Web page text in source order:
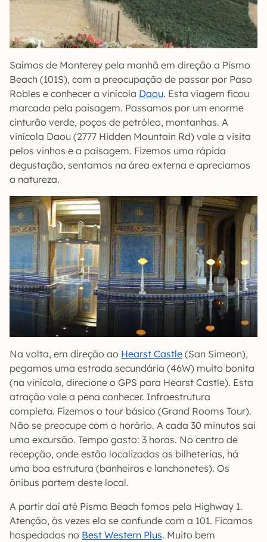
Saímos de Monterey pela manhã em direção a Pismo
Beach (101S), com a preocupação de passar por Paso
Robles e conhecer a vinícola Daou. Esta viagem ficou
marcada pela paisagem. Passamos por um enorme
cinturão verde, poços de petróleo, montanhas. A
vinícola Daou (2777 Hidden Mountain Rd) vale a visita
pelos vinhos e a paisagem. Fizemos uma rápida
degustação, sentamos na área externa e apreciamos
a natureza.
Na volta, em direção ao Hearst Castle (San Simeon),
pegamos uma estrada secundária (46W) muito bonita
(na vinícola, direcione o GPS para Hearst Castle). Esta
atração vale a pena conhecer. Infraestrutura
completa. Fizemos o tour básico (Grand Rooms Tour).
Não se preocupe com o horário. A cada 30 minutos sai
uma excursão. Tempo gasto: 3 horas. No centro de
recepção, onde estão localizadas as bilheterias, há
uma boa estrutura (banheiros e lanchonetes). Os
ônibus partem deste local.
A partir daí até Pismo Beach fomos pela Highway 1.
Atenção, às vezes ela se confunde com a 101. Ficamos
hospedados no Best Western Plus. Muito bem